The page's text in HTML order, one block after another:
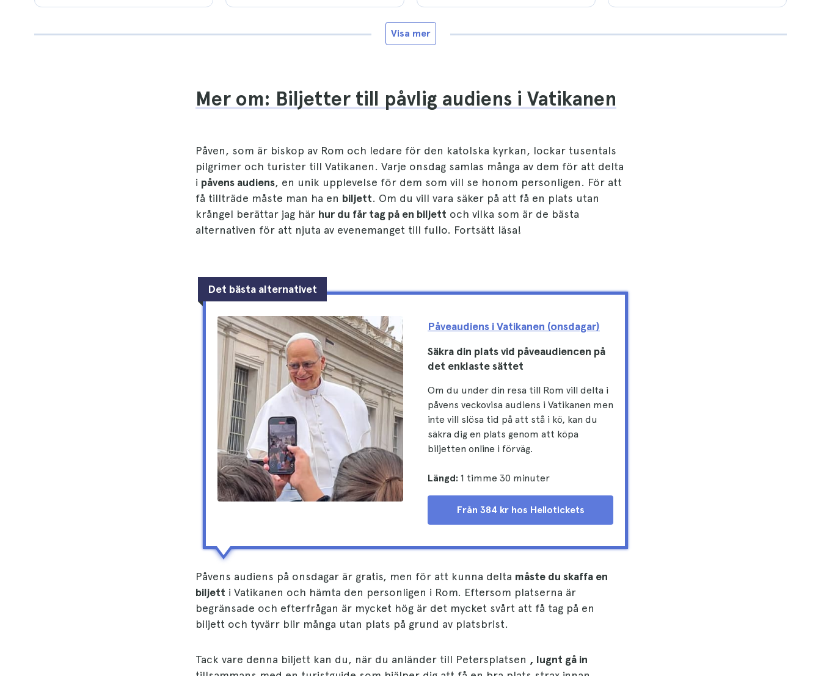
Visa mer
Mer om: Biljetter till påvlig audiens i Vatikanen
Påven, som är biskop av Rom och ledare för den katolska kyrkan, lockar tusentals
pilgrimer och turister till Vatikanen. Varje onsdag samlas många av dem för att delta
i påvens audiens, en unik upplevelse för dem som vill se honom personligen. För att
få tillträde måste man ha en biljett. Om du vill vara säker på att få en plats utan
krångel berättar jag här hur du får tag på en biljett och vilka som är de bästa
alternativen för att njuta av evenemanget till fullo. Fortsätt läsa!
Det bästa alternativet
Påveaudiens i Vatikanen (onsdagar)
Säkra din plats vid påveaudiencen på
det enklaste sättet
Om du under din resa till Rom vill delta i
påvens veckovisa audiens i Vatikanen men
inte vill slösa tid på att stå i kö, kan du
säkra dig en plats genom att köpa
biljetten online i förväg.
Längd: 1 timme 30 minuter
Från 384 kr hos Hellotickets
Påvens audiens på onsdagar är gratis, men för att kunna delta måste du skaffa en
biljett i Vatikanen och hämta den personligen i Rom. Eftersom platserna är
begränsade och efterfrågan är mycket hög är det mycket svårt att få tag på en
biljett och tyvärr blir många utan plats på grund av platsbrist.
Tack vare denna biljett kan du, när du anländer till Petersplatsen , lugnt gå in